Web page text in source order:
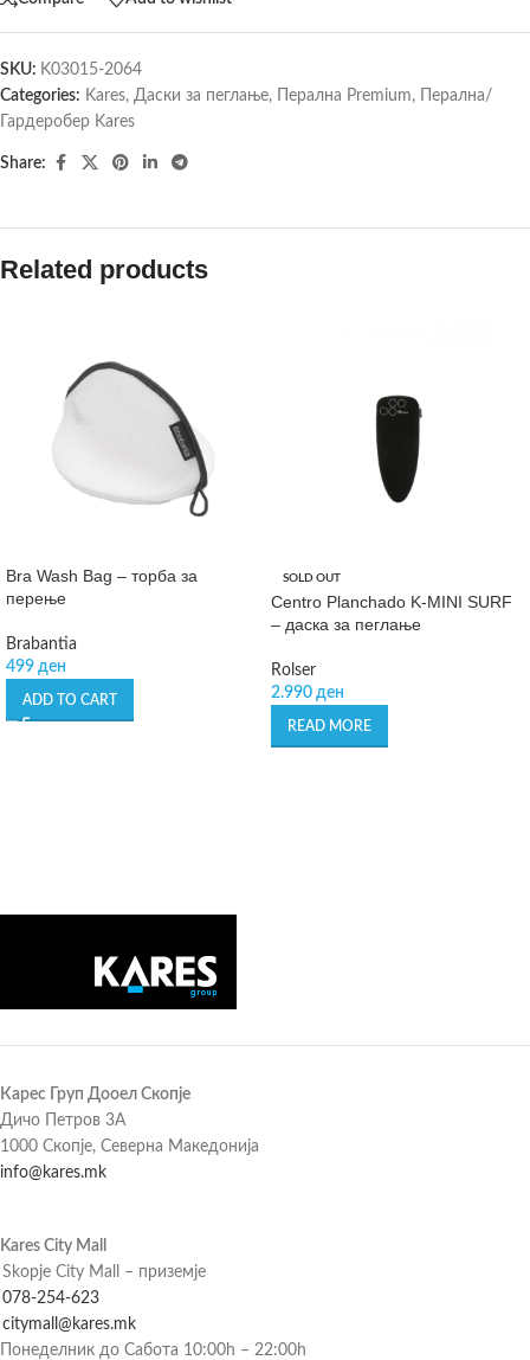
SKU: K03015-2064
Categories: Kares, Даски за пеглање, Перална Premium,
Перална/
Гардеробер Kares
Share:
Related products
Bra Wash Bag – торба за
перење
Brabantia
499 ден
ADD TO CART
SOLD OUT
Centro Planchado K-MINI SURF
– даска за пеглање
Rolser
2.990 ден
READ MORE
Карес Груп Дооел Скопје
Дичо Петров 3А
1000 Скопје, Северна Македонија
info@kares.mk
Kares City Mall
Skopje City Mall – приземје
078-254-623
citymall@kares.mk
Понеделник до Сабота 10:00h – 22:00h